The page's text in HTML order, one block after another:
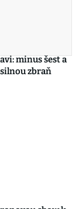
minus šest a
zbraň